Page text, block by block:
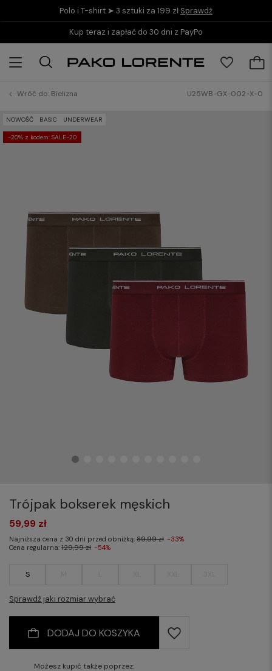
Polo i T-shirt ➤ 3 sztuki za 199 zł Sprawdź
Kup teraz i zapłać do 30 dni z PayPo
Wróć do: Bielizna U25WB-GX-002-X-0
NOWOŚĆ BASIC UNDERWEAR
-20% z kodem: SALE-20
Trójpak bokserek męskich
S
Sprawdź jaki rozmiar wybrać
59,99 zł
Najniższa cena z 30 dni przed obniżką: 89,99 zł -33%
Cena regularna: 129,99 zł -54%
DODAJ DO KOSZYKA
Możesz kupić także poprzez: